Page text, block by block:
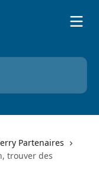
Partenaires
trouver des